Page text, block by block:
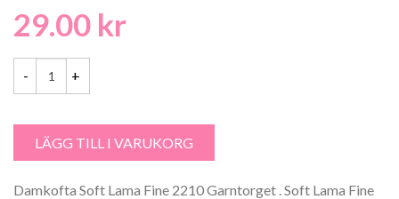
29.00 kr
LÄGG TILL I VARUKORG
Damkofta Soft Lama Fine 2210 Garntorget . Soft Lama Fine